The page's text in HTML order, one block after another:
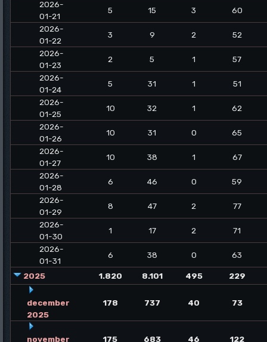
2026-
01-21
5 15 3
60
2026-
01-22
3 9 2
52
2026-
01-23
2 5 1
57
2026-
01-24
5 31 1
51
2026-
01-25
10 32 1
62
2026-
01-26
10 31 0
65
2026-
01-27
10 38 1
67
2026-
01-28
6 46 0
59
2026-
01-29
8 47 2
77
2026-
01-30
1 17 2
71
2026-
01-31
6 38 0 63
2025 1.820 8.101 495 229
december
2025
178 737 40 73
november
175 683 46 122